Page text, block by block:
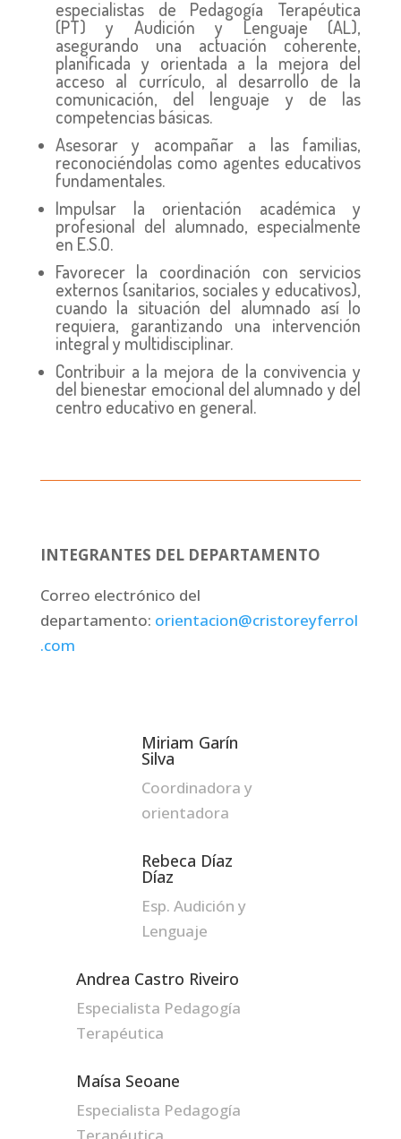
especialistas de Pedagogía Terapéutica
(PT) y Audición y Lenguaje (AL),
asegurando una actuación coherente,
planificada y orientada a la mejora del
acceso al currículo, al desarrollo de la
comunicación, del lenguaje y de las
competencias básicas.
Asesorar y acompañar a las familias,
reconociéndolas como agentes educativos
fundamentales.
Impulsar la orientación académica y
profesional del alumnado, especialmente
en E.S.O.
Favorecer la coordinación con servicios
externos (sanitarios, sociales y educativos),
cuando la situación del alumnado así lo
requiera, garantizando una intervención
integral y multidisciplinar.
Contribuir a la mejora de la convivencia y
del bienestar emocional del alumnado y del
centro educativo en general.
INTEGRANTES DEL DEPARTAMENTO
Correo electrónico del
departamento: orientacion@cristoreyferrol
.com
Miriam Garín
Silva
Coordinadora y
orientadora
Rebeca Díaz
Díaz
Esp. Audición y
Lenguaje
Andrea Castro Riveiro
Especialista Pedagogía
Terapéutica
Maísa Seoane
Especialista Pedagogía